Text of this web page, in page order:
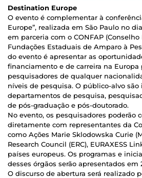
Destination Europe
O evento é complementar à
Europe”, realizada em São Paulo no
em parceria com o CONFAP
Fundações Estaduais de Amparo à
do evento é apresentar as
financiamento e de carreira na Europa
pesquisadores de qualquer
níveis de pesquisa. O público-alvo
departamentos de pesquisa,
de pós-graduação e pós-doutorado.
No evento, os pesquisadores poderão
diretamente com representantes da
como Ações Marie Sklodowska Curie
Research Council (ERC), EURAXESS
países europeus. Os programas e
desses órgãos serão apresentados em
O discurso de abertura será realizado